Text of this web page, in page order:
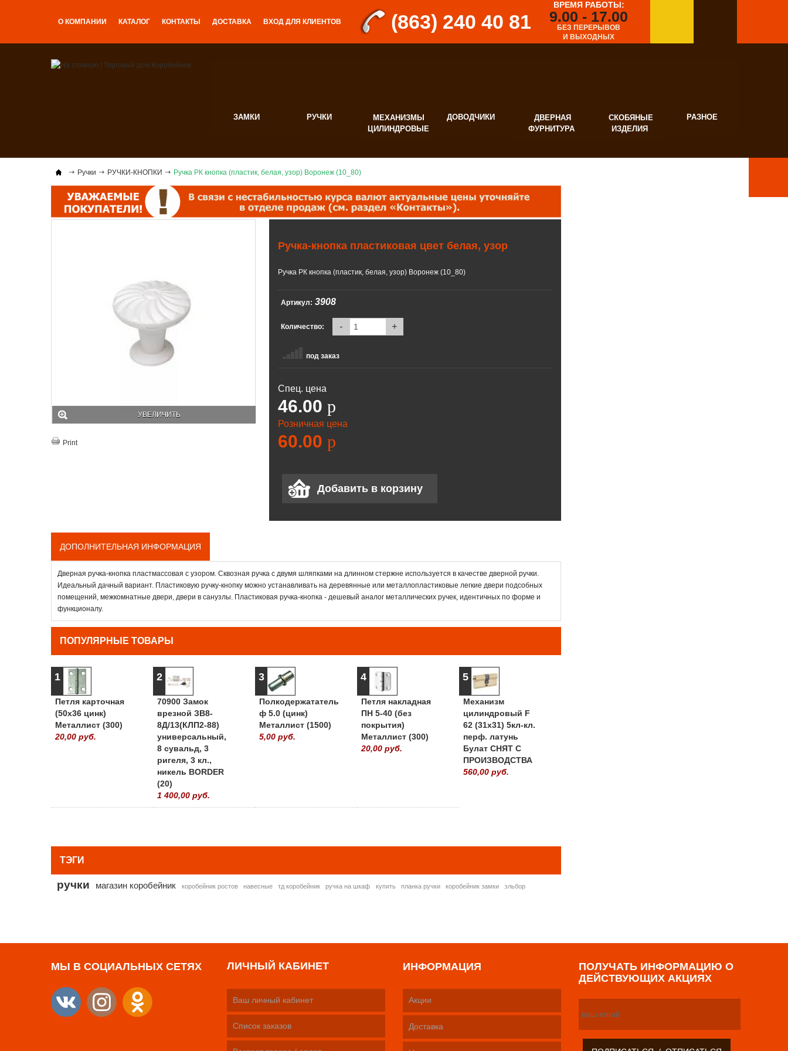
О КОМПАНИИ КАТАЛОГ КОНТАКТЫ ДОСТАВКА ВХОД ДЛЯ КЛИЕНТОВ
ЗАМКИ РУЧКИ
МЕХАНИЗМЫ
ЦИЛИНДРОВЫЕ
ДОВОДЧИКИ
ДВЕРНАЯ
ФУРНИТУРА
СКОБЯНЫЕ
ИЗДЕЛИЯ
РАЗНОЕ
(863) 240 40 81
ВРЕМЯ РАБОТЫ:
9.00 - 17.00
БЕЗ ПЕРЕРЫВОВ
И ВЫХОДНЫХ
Ручки РУЧКИ-КНОПКИ Ручка РК кнопка (пластик, белая, узор) Воронеж (10_80)
УВЕЛИЧИТЬ
Print
Ручка-кнопка пластиковая цвет белая, узор
Ручка РК кнопка (пластик, белая, узор) Воронеж (10_80)
Артикул: 3908
Количество: - +
под заказ
Спец. цена
46.00 p
Розничная цена
60.00 p
ДОПОЛНИТЕЛЬНАЯ ИНФОРМАЦИЯ
Дверная ручка-кнопка пластмассовая с узором. Сквозная ручка с двумя шляпками на длинном стержне используется в качестве дверной ручки.
Идеальный дачный вариант. Пластиковую ручку-кнопку можно устанавливать на деревянные или металлопластиковые легкие двери подсобных
помещений, межкомнатные двери, двери в санузлы. Пластиковая ручка-кнопка - дешевый аналог металлических ручек, идентичных по форме и
функционалу.
ПОПУЛЯРНЫЕ ТОВАРЫ
1
Петля карточная
(50х36 цинк)
Металлист (300)
20,00 руб.
2
70900 Замок
врезной ЗВ8-
8Д/13(КЛП2-88)
универсальный,
8 сувальд, 3
ригеля, 3 кл.,
никель BORDER
(20)
1 400,00 руб.
3
Полкодержататель
ф 5.0 (цинк)
Металлист (1500)
5,00 руб.
4
Петля накладная
ПН 5-40 (без
покрытия)
Металлист (300)
20,00 руб.
5
Механизм
цилиндровый F
62 (31х31) 5кл-кл.
перф. латунь
Булат СНЯТ С
ПРОИЗВОДСТВА
560,00 руб.
ТЭГИ
ручки магазин коробейник коробейник ростов навесные тд коробейник ручка на шкаф купить планка ручки коробейник замки эльбор
МЫ В СОЦИАЛЬНЫХ СЕТЯХ ЛИЧНЫЙ КАБИНЕТ
Ваш личный кабинет
Список заказов
ИНФОРМАЦИЯ
Акции
Доставка
ПОЛУЧАТЬ ИНФОРМАЦИЮ О
ДЕЙСТВУЮЩИХ АКЦИЯХ